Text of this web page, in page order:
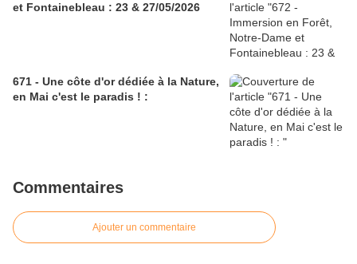
et Fontainebleau : 23 & 27/05/2026
671 - Une côte d'or dédiée à la Nature,
en Mai c'est le paradis ! :
Commentaires
Ajouter un commentaire